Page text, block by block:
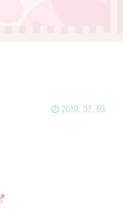
2019.07.03